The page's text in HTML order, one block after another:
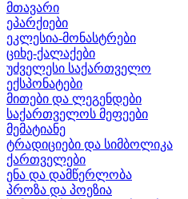
მთავარი
ეპარქიები
ეკლესია-მონასტრები
ციხე-ქალაქები
უძველესი საქართველო
ექსპონატები
მითები და ლეგენდები
საქართველოს მეფეები
მემატიანე
ტრადიციები და სიმბოლიკა
ქართველები
ენა და დამწერლობა
პროზა და პოეზია